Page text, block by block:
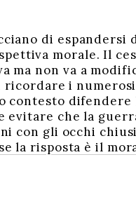
di espandersi
morale. Il
ma non va a
i
contesto difendere
che la
con gli occhi
se la risposta è il